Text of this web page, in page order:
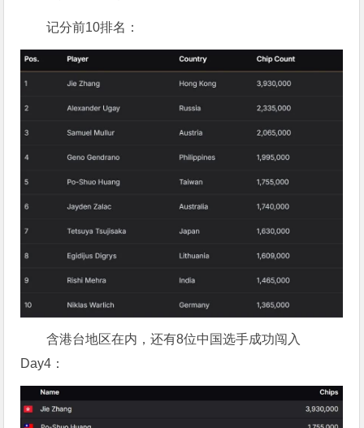
记分前10排名：
含港台地区在内，还有8位中国选手成功闯入
Day4：